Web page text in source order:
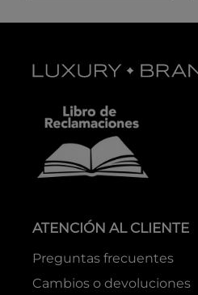
ATENCIÓN AL CLIENTE
Preguntas frecuentes
Cambios o devoluciones